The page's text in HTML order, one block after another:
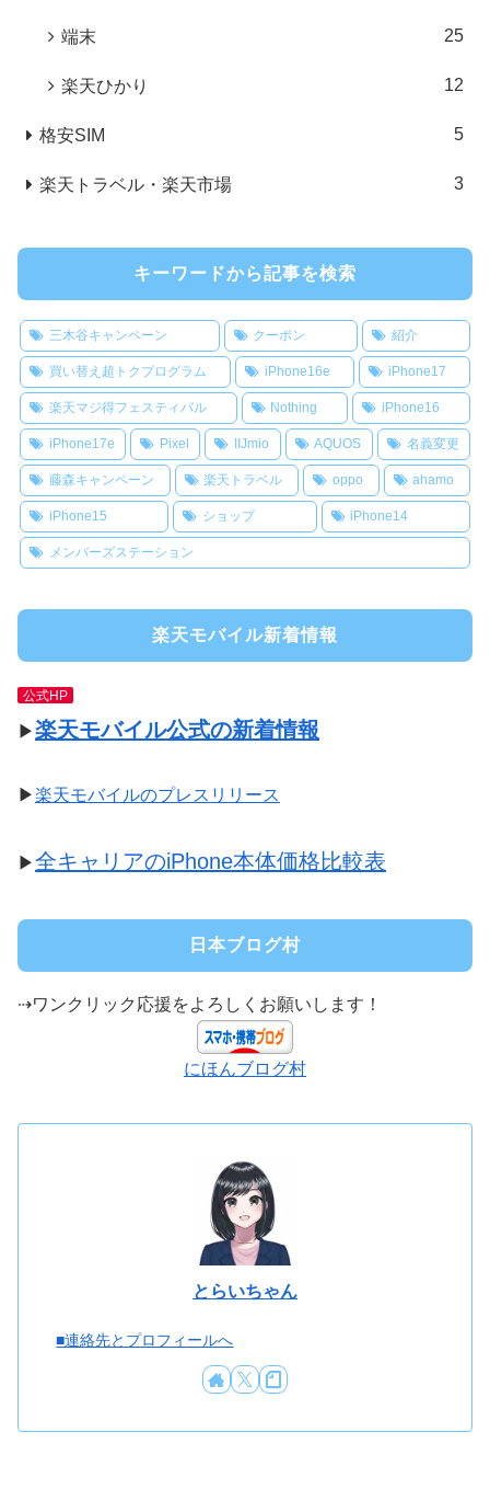
端末 25
楽天ひかり 12
格安SIM 5
楽天トラベル・楽天市場 3
キーワードから記事を検索
三木谷キャンペーン クーポン 紹介
買い替え超トクプログラム iPhone16e iPhone17
楽天マジ得フェスティバル Nothing iPhone16
iPhone17e Pixel IIJmio AQUOS 名義変更
藤森キャンペーン 楽天トラベル oppo ahamo
iPhone15 ショップ iPhone14
メンバーズステーション
楽天モバイル新着情報
公式HP
▶楽天モバイル公式の新着情報
▶楽天モバイルのプレスリリース
▶全キャリアのiPhone本体価格比較表
日本ブログ村
⇢ワンクリック応援をよろしくお願いします！
にほんブログ村
とらいちゃん
■連絡先とプロフィールへ